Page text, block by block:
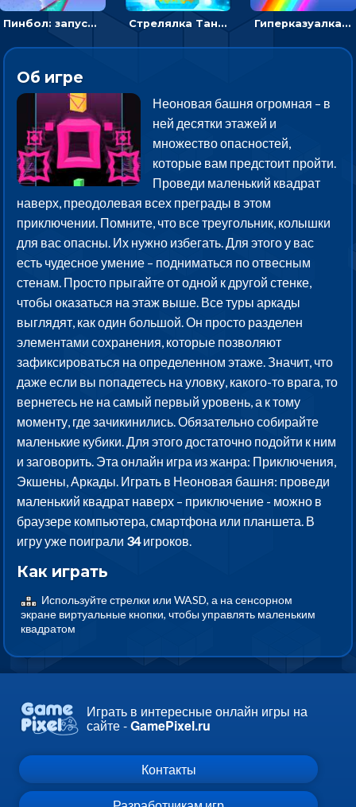
Пинбол: запускать шарик, чтобы выбивать очки Стрелялка Танковые войны: бить по танку врага, чтобы уничтожить зло Гиперказуалка Летающая чашка кофе: двигаться и собирать кубики сахара
Об игре
Неоновая башня огромная – в
ней десятки этажей и
множество опасностей,
которые вам предстоит пройти.
Проведи маленький квадрат
наверх, преодолевая всех преграды в этом
приключении. Помните, что все треугольник, колышки
для вас опасны. Их нужно избегать. Для этого у вас
есть чудесное умение – подниматься по отвесным
стенам. Просто прыгайте от одной к другой стенке,
чтобы оказаться на этаж выше. Все туры аркады
выглядят, как один большой. Он просто разделен
элементами сохранения, которые позволяют
зафиксироваться на определенном этаже. Значит, что
даже если вы попадетесь на уловку, какого-то врага, то
вернетесь не на самый первый уровень, а к тому
моменту, где зачикинились. Обязательно собирайте
маленькие кубики. Для этого достаточно подойти к ним
и заговорить. Эта онлайн игра из жанра: Приключения,
Экшены, Аркады. Играть в Неоновая башня: проведи
маленький квадрат наверх – приключение - можно в
браузере компьютера, смартфона или планшета. В
игру уже поиграли 34игроков.
Как играть
Используйте стрелки или WASD, а на сенсорном
экране виртуальные кнопки, чтобы управлять маленьким
квадратом
Играть в интересные онлайн игры на
сайте -GamePixel.ru
Контакты